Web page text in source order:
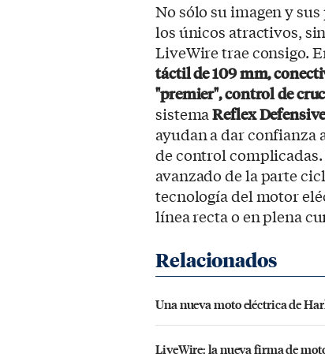
No sólo su imagen y
los únicos atractivos,
LiveWire trae consigo.
táctil de 109 mm,
"premier", control de
sistemaReflex
ayudan a dar confianza
de control
avanzado de la parte
tecnología del motor
línea recta o en plena
Una nueva moto eléctrica de
LiveWire: la nueva firma de